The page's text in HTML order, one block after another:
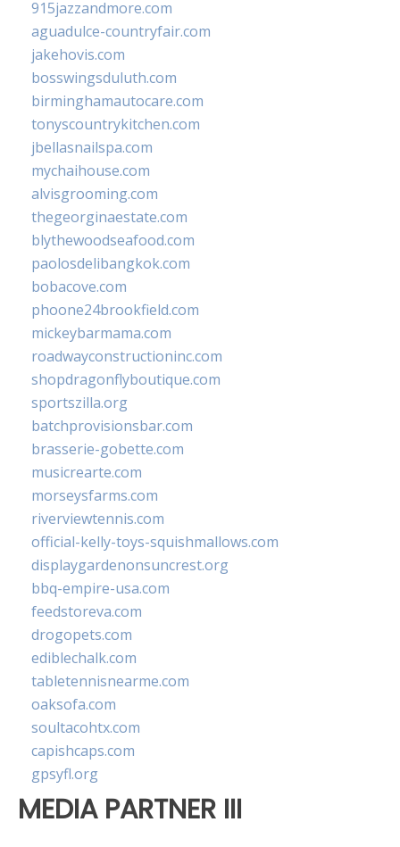
915jazzandmore.com
aguadulce-countryfair.com
jakehovis.com
bosswingsduluth.com
birminghamautocare.com
tonyscountrykitchen.com
jbellasnailspa.com
mychaihouse.com
alvisgrooming.com
thegeorginaestate.com
blythewoodseafood.com
paolosdelibangkok.com
bobacove.com
phoone24brookfield.com
mickeybarmama.com
roadwayconstructioninc.com
shopdragonflyboutique.com
sportszilla.org
batchprovisionsbar.com
brasserie-gobette.com
musicrearte.com
morseysfarms.com
riverviewtennis.com
official-kelly-toys-squishmallows.com
displaygardenonsuncrest.org
bbq-empire-usa.com
feedstoreva.com
drogopets.com
ediblechalk.com
tabletennisnearme.com
oaksofa.com
soultacohtx.com
capishcaps.com
gpsyfl.org
MEDIA PARTNER III